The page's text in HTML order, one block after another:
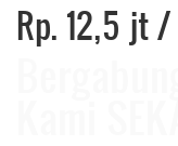
Rp. 12,5 jt/